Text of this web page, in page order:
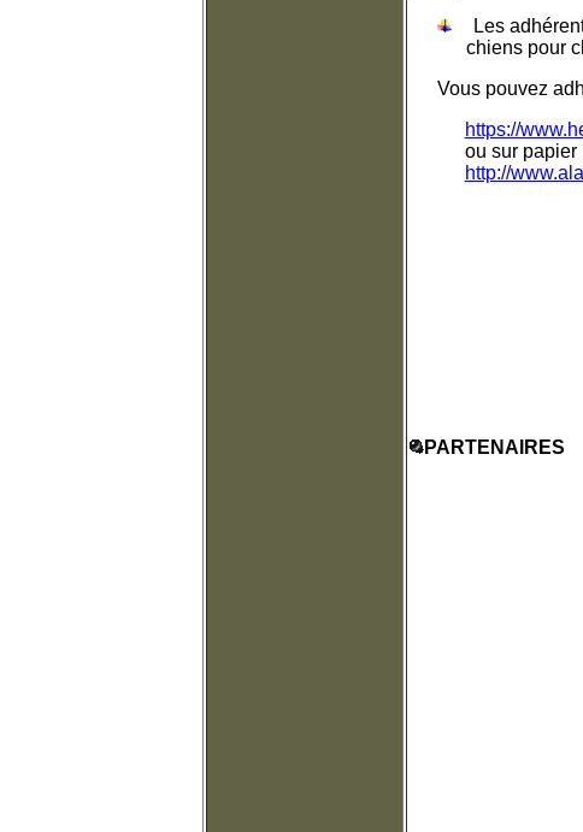
Les
chiens pour
Vous pouvez
https://
ou sur papier
http://
PARTENAIRES